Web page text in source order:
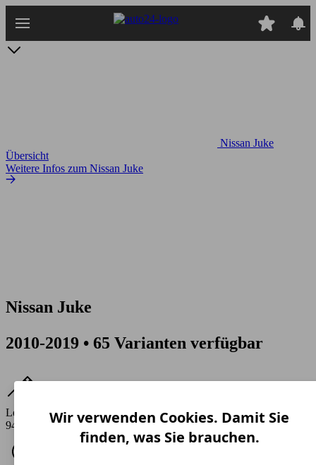
Hauptinhalt
Nissan Juke
Übersicht
Weitere Infos zum Nissan Juke
Nissan Juke
2010-2019 • 65 Varianten verfügbar
Leistung
94 - 218 PSWir verwenden Cookies. Damit Sie
finden, was Sie brauchen.